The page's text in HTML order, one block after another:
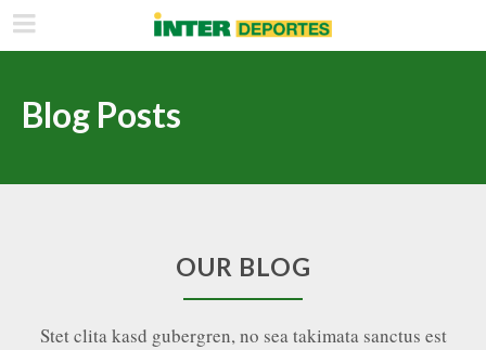
Blog Posts
OUR BLOG
Stet clita kasd gubergren, no sea takimata sanctus est